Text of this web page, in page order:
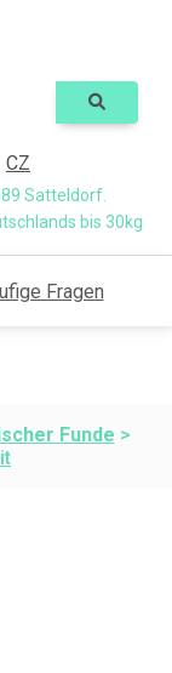
CZ
Satteldorf.
bis 30kg
Fragen
Funde >